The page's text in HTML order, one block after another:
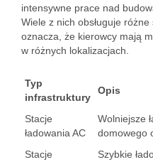
intensywne prace nad
Wiele z nich obsługuje
oznacza, że kierowcy mają
w różnych lokalizacjach.
Typ
infrastruktury
Opis
Stacje
ładowania AC
Wolniejsze
domowego
Stacje
Szybkie